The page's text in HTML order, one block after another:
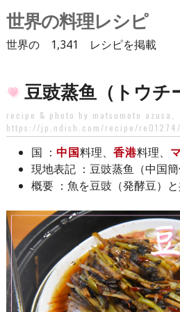
世界の料理レシピ
世界の 1,341 レシピを掲載
to 豆豉蒸鱼（トウチ
recipe & photo by matsumoto azusa,
https://jp.ndish.com/recipe/re01274/
国 ： 中国料理、 香港料理、
現地表記 ：豆豉蒸鱼（中国簡
概要 ：魚を豆豉（発酵豆）